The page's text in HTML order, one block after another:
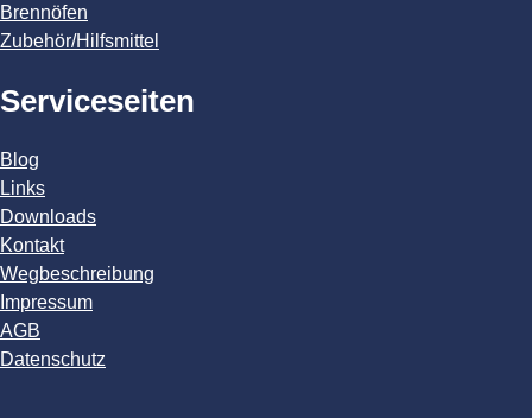
Brennöfen
Zubehör/Hilfsmittel
Serviceseiten
Blog
Links
Downloads
Kontakt
Wegbeschreibung
Impressum
AGB
Datenschutz